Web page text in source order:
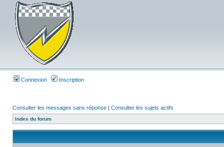
Connexion Inscription
Consulter les messages sans réponse | Consulter les sujets actifs
Index du forum